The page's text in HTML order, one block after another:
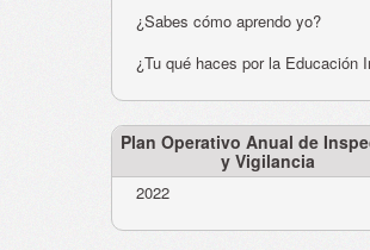
¿Sabes cómo aprendo yo?
¿Tu qué haces por la Educación
Plan Operativo Anual de
y Vigilancia
2022